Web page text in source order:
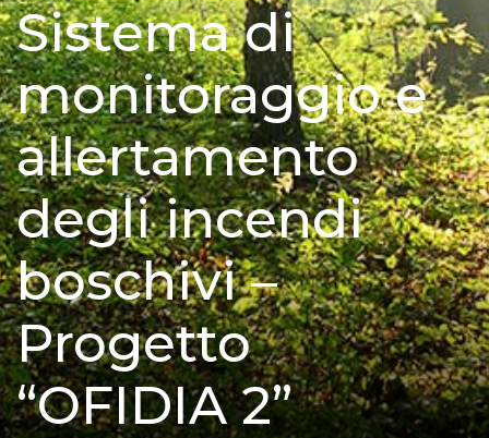
Sistema di
monitoraggio e
allertamento
degli incendi
boschivi –
Progetto
“OFIDIA 2”